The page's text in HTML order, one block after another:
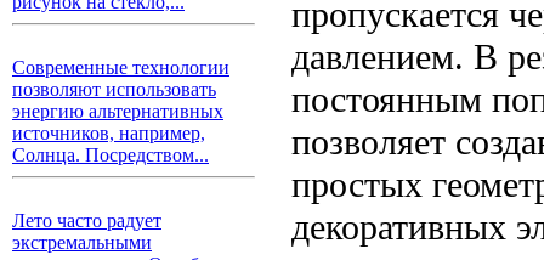
Современные технологии
позволяют использовать
энергию альтернативных
источников, например,
Солнца. Посредством...
Лето часто радует
экстремальными
пропускается
давлением. В
постоянным
позволяет
простых
декоративных